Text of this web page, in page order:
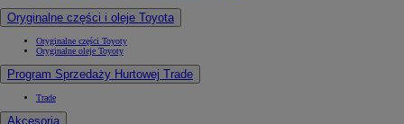
Oryginalne części i oleje Toyota
Oryginalne części Toyoty
Oryginalne oleje Toyoty
Program Sprzedaży Hurtowej Trade
Trade
Akcesoria